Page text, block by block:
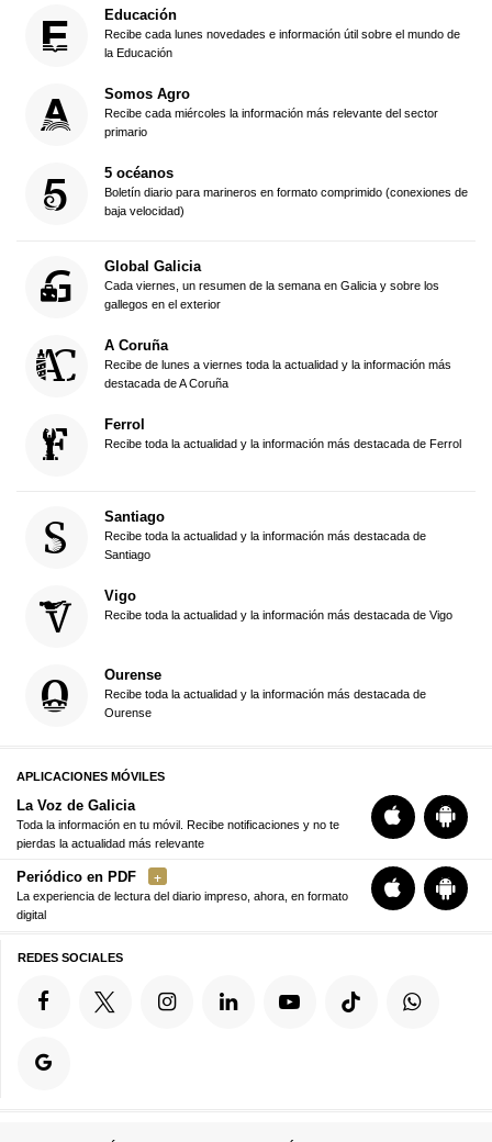
Educación
Recibe cada lunes novedades e información útil sobre el mundo de
la Educación
Somos Agro
Recibe cada miércoles la información más relevante del sector
primario
5 océanos
Boletín diario para marineros en formato comprimido (conexiones de
baja velocidad)
Global Galicia
Cada viernes, un resumen de la semana en Galicia y sobre los
gallegos en el exterior
A Coruña
Recibe de lunes a viernes toda la actualidad y la información más
destacada de A Coruña
Ferrol
Recibe toda la actualidad y la información más destacada de Ferrol
Santiago
Recibe toda la actualidad y la información más destacada de
Santiago
Vigo
Recibe toda la actualidad y la información más destacada de Vigo
Ourense
Recibe toda la actualidad y la información más destacada de
Ourense
APLICACIONES MÓVILES
La Voz de Galicia
Toda la información en tu móvil. Recibe notificaciones y no te
pierdas la actualidad más relevante
Periódico en PDF
La experiencia de lectura del diario impreso, ahora, en formato
digital
REDES SOCIALES